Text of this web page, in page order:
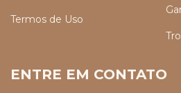
Termos de Uso
ENTRE EM CONTATO